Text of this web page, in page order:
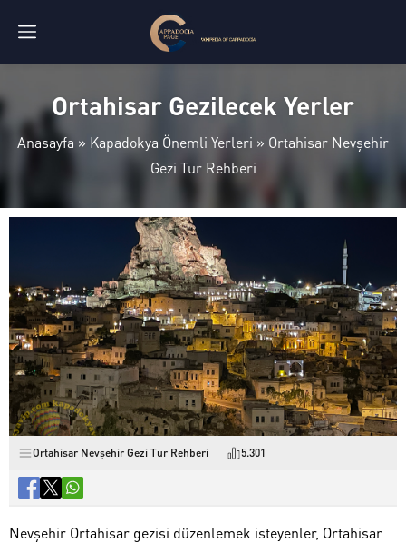
Ortahisar Gezilecek Yerler
Anasayfa » Kapadokya Önemli Yerleri » Ortahisar Nevşehir
Gezi Tur Rehberi
Ortahisar Nevşehir Gezi Tur Rehberi 5.301
Nevşehir Ortahisar gezisi düzenlemek isteyenler, Ortahisar